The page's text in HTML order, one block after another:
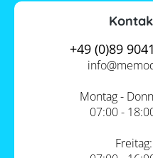
+49 (0)89
info@
Montag -
07:00 -
Freitag: